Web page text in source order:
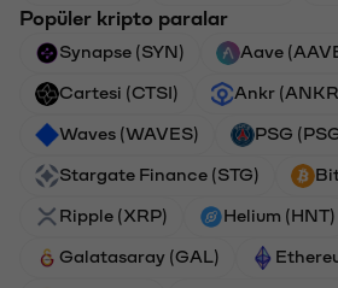
Popüler kripto paralar
Synapse (SYN) Aave
Cartesi (CTSI) Ankr
Waves (WAVES) PSG
Stargate Finance (STG)
Ripple (XRP) Helium (HNT)
Galatasaray (GAL)